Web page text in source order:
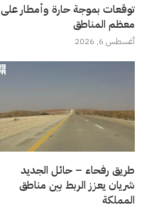
توقعات بموجة حارة وأمطار على
معظم المناطق
أغسطس 6, 2026
طريق رفحاء – حائل الجديد
شريان يعزز الربط بين مناطق
المملكة